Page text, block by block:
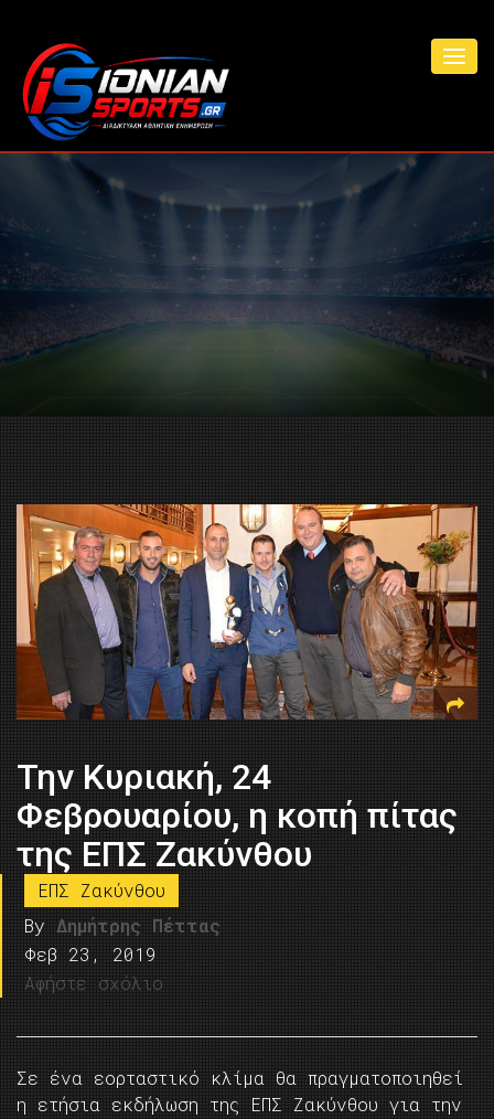
Την Κυριακή, 24
Φεβρουαρίου, η κοπή πίτας
της ΕΠΣ Ζακύνθου
ΕΠΣ Ζακύνθου
By Δημήτρης Πέττας
Φεβ 23, 2019
Αφήστε σχόλιο
Σε ένα εορταστικό κλίμα θα πραγματοποιηθεί
η ετήσια εκδήλωση της ΕΠΣ Ζακύνθου για την